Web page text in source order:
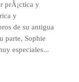
prÃ¡ctica y
y
de su antigua
parte, Sophie
especiales...